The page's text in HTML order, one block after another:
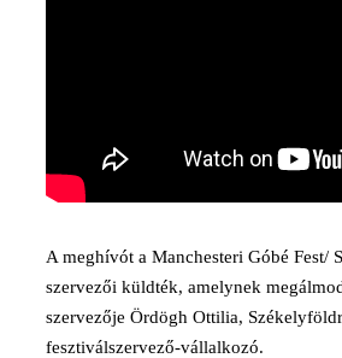
A meghívót a Manchesteri Góbé Fest/
szervezői küldték, amelynek
szervezője Ördögh Ottilia,
fesztiválszervező-vállalkozó.